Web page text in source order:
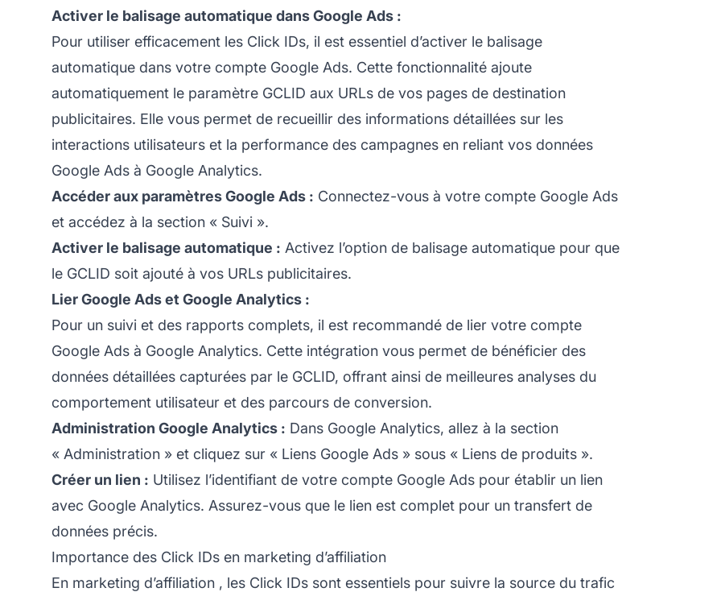
Activer le balisage automatique dans Google Ads :
Pour utiliser efficacement les Click IDs, il est essentiel d’activer le balisage
automatique dans votre compte Google Ads. Cette fonctionnalité ajoute
automatiquement le paramètre GCLID aux URLs de vos pages de destination
publicitaires. Elle vous permet de recueillir des informations détaillées sur les
interactions utilisateurs et la performance des campagnes en reliant vos données
Google Ads à Google Analytics.
Accéder aux paramètres Google Ads : Connectez-vous à votre compte Google Ads
et accédez à la section « Suivi ».
Activer le balisage automatique : Activez l’option de balisage automatique pour que
le GCLID soit ajouté à vos URLs publicitaires.
Lier Google Ads et Google Analytics :
Pour un suivi et des rapports complets, il est recommandé de lier votre compte
Google Ads à Google Analytics. Cette intégration vous permet de bénéficier des
données détaillées capturées par le GCLID, offrant ainsi de meilleures analyses du
comportement utilisateur et des parcours de conversion.
Administration Google Analytics : Dans Google Analytics, allez à la section
« Administration » et cliquez sur « Liens Google Ads » sous « Liens de produits ».
Créer un lien : Utilisez l’identifiant de votre compte Google Ads pour établir un lien
avec Google Analytics. Assurez-vous que le lien est complet pour un transfert de
données précis.
Importance des Click IDs en marketing d’affiliation
En marketing d’affiliation , les Click IDs sont essentiels pour suivre la source du trafic